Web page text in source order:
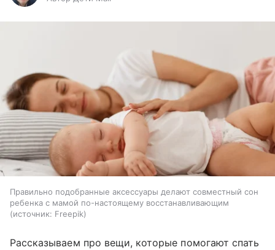
Правильно подобранные аксессуары делают совместный сон
ребенка с мамой по-настоящему восстанавливающим
источник: Freepik
Рассказываем про вещи, которые помогают спать